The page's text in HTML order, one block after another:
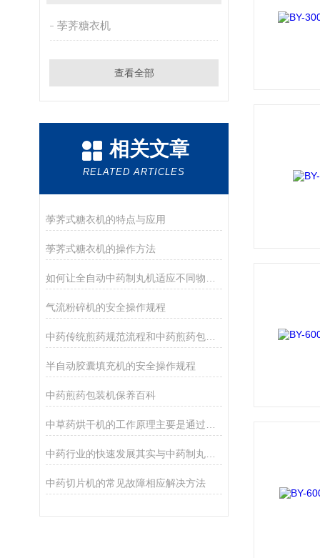
荸荠糖衣机
查看全部
相关文章
RELATED ARTICLES
荸荠式糖衣机的特点与应用
荸荠式糖衣机的操作方法
气流粉碎机的安全操作规程
中药传统煎药规范流程和中药煎药包装机煎药对比研究
半自动胶囊填充机的安全操作规程
中药煎药包装机保养百科
中药行业的快速发展其实与中药制丸机是相辅相成的
中药切片机的常见故障相应解决方法